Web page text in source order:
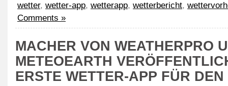
wetter, wetter-app, wetterapp, wetterbericht,
Comments »
MACHER VON WEATHERPRO
METEOEARTH
ERSTE WETTER-APP FÜR